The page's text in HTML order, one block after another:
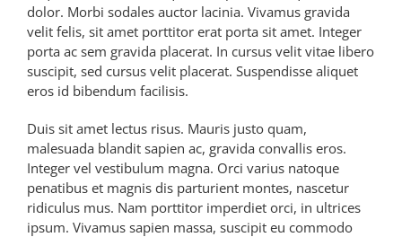
dolor. Morbi sodales auctor lacinia. Vivamus gravida
velit felis, sit amet porttitor erat porta sit amet. Integer
porta ac sem gravida placerat. In cursus velit vitae libero
suscipit, sed cursus velit placerat. Suspendisse aliquet
eros id bibendum facilisis.
Duis sit amet lectus risus. Mauris justo quam,
malesuada blandit sapien ac, gravida convallis eros.
Integer vel vestibulum magna. Orci varius natoque
penatibus et magnis dis parturient montes, nascetur
ridiculus mus. Nam porttitor imperdiet orci, in ultrices
ipsum. Vivamus sapien massa, suscipit eu commodo